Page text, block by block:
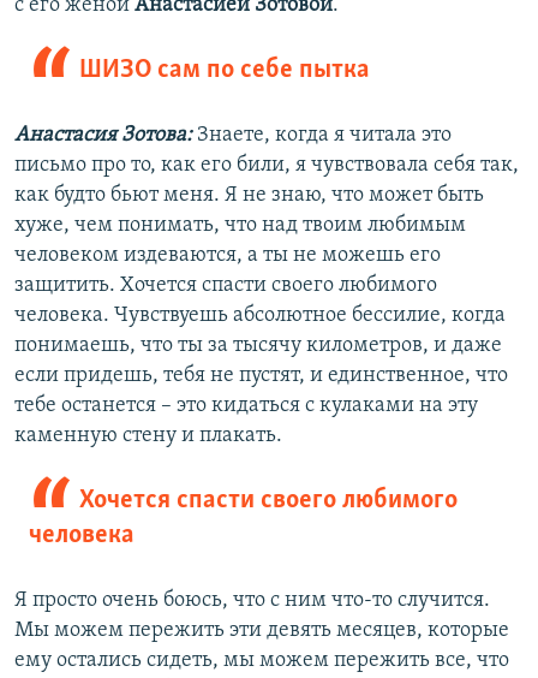
с его женой Анастасией Зотовой.
ШИЗО сам по себе пытка
Анастасия Зотова: Знаете, когда я читала это
письмо про то, как его били, я чувствовала себя так,
как будто бьют меня. Я не знаю, что может быть
хуже, чем понимать, что над твоим любимым
человеком издеваются, а ты не можешь его
защитить. Хочется спасти своего любимого
человека. Чувствуешь абсолютное бессилие, когда
понимаешь, что ты за тысячу километров, и даже
если придешь, тебя не пустят, и единственное, что
тебе останется – это кидаться с кулаками на эту
каменную стену и плакать.
Хочется спасти своего любимого
человека
Я просто очень боюсь, что с ним что-то случится.
Мы можем пережить эти девять месяцев, которые
ему остались сидеть, мы можем пережить все, что